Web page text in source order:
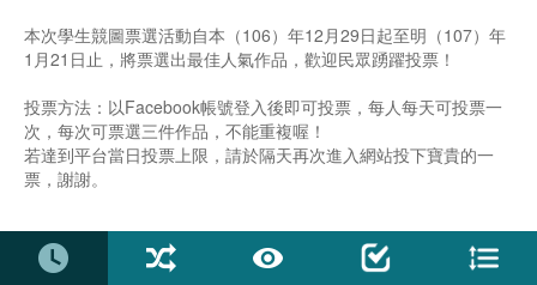
本次學生競圖票選活動自本（106）年12月29日起至明（107）年
1月21日止，將票選出最佳人氣作品，歡迎民眾踴躍投票！
投票方法：以Facebook帳號登入後即可投票，每人每天可投票一
次，每次可票選三件作品，不能重複喔！
若達到平台當日投票上限，請於隔天再次進入網站投下寶貴的一
票，謝謝。
活動時區: UTC +08:00
投票時間: 2017-12-29 00:00 ~ 2018-01-21 23:55